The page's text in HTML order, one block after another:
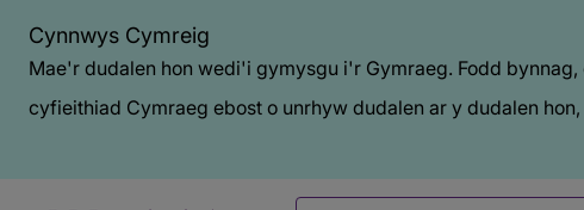
Cynnwys Cymreig
Mae'r dudalen hon wedi'i gymysgu i'r Gymraeg. Fodd
cyfieithiad Cymraeg ebost o unrhyw dudalen ar y dudalen